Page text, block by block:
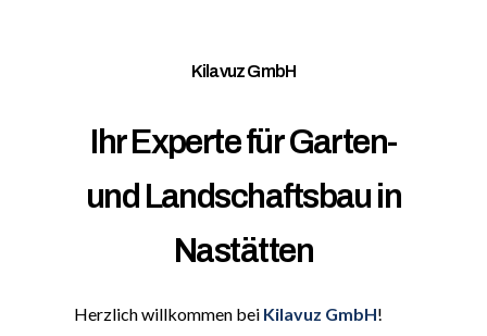
Kilavuz GmbH
Ihr Experte für Garten-
und Landschaftsbau in
Nastätten
Herzlich willkommen bei Kilavuz GmbH!